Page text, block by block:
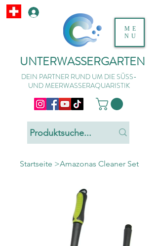
UNTERWASSERGARTEN
DEIN PARTNER RUND UM DIE SÜSS-
UND MEERWASSERAQUARISTIK
ME
NU
Startseite >Amazonas Cleaner Set